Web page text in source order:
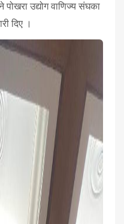
उद्योग वाणिज्य संघका
दिए ।